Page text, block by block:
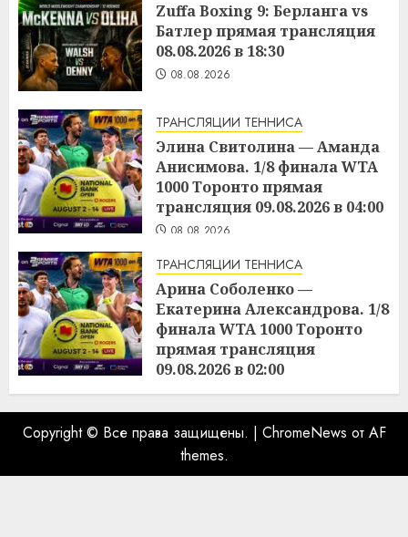
Zuffa Boxing 9: Берланга vs
Батлер прямая трансляция
08.08.2026 в 18:30
08.08.2026
ТРАНСЛЯЦИИ ТЕННИСА
Элина Свитолина — Аманда
Анисимова. 1/8 финала WTA
1000 Торонто прямая
трансляция 09.08.2026 в 04:00
08.08.2026
ТРАНСЛЯЦИИ ТЕННИСА
Арина Соболенко —
Екатерина Александрова. 1/8
финала WTA 1000 Торонто
прямая трансляция
09.08.2026 в 02:00
08.08.2026
Copyright © Все права защищены. | ChromeNews от AF
themes.